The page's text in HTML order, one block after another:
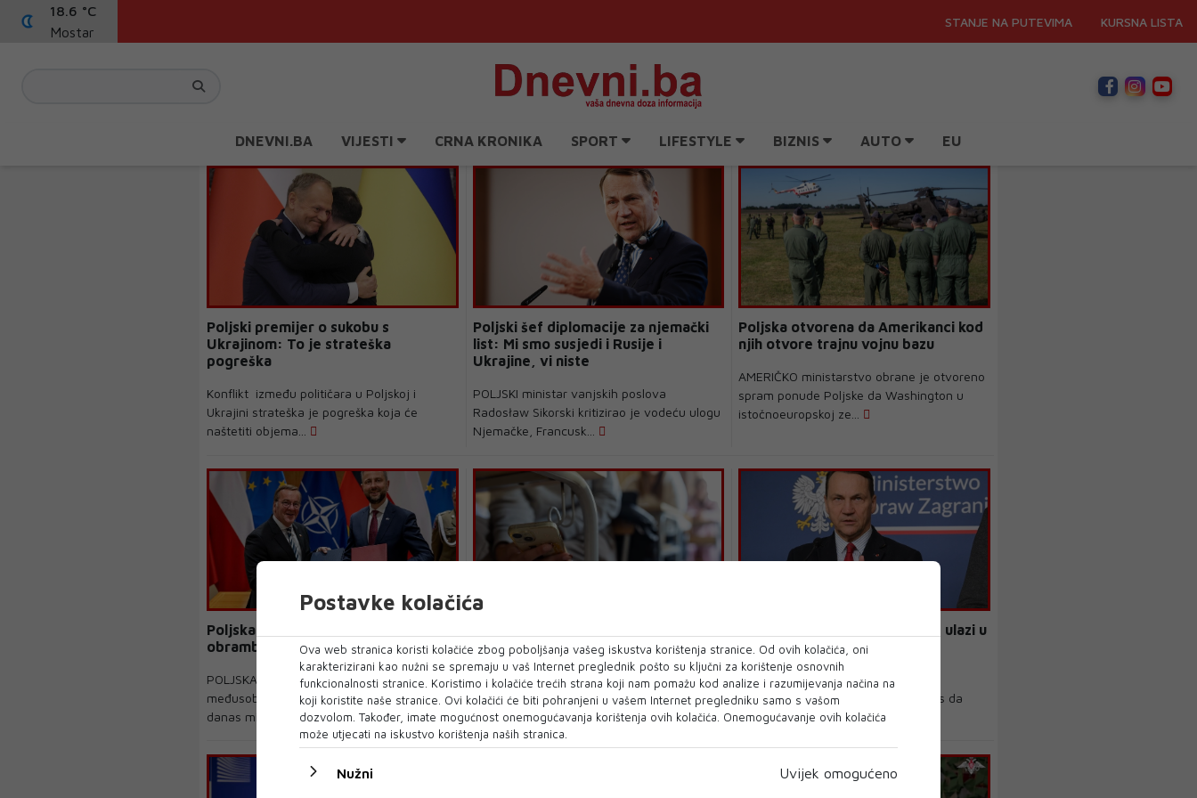
18.6 °C
Mostar
STANJE NA PUTEVIMA KURSNA LISTA
DNEVNI.BA VIJESTI CRNA KRONIKA SPORT LIFESTYLE BIZNIS AUTO EU
Poljski premijer o sukobu s
Ukrajinom: To je strateška
pogreška
Konflikt između političara u Poljskoj i
Ukrajini strateška je pogreška koja će
naštetiti objema...
Poljski šef diplomacije za njemački
list: Mi smo susjedi i Rusije i
Ukrajine, vi niste
POLJSKI ministar vanjskih poslova
Radosław Sikorski kritizirao je vodeću ulogu
Njemačke, Francusk...
Poljska otvorena da Amerikanci kod
njih otvore trajnu vojnu bazu
AMERIČKO ministarstvo obrane je otvoreno
spram ponude Poljske da Washington u
istočnoeuropskoj ze...
Poljska i Njemačka potpisale
obrambeni sporazum
POLJSKA i Njemačka potpisale su
međusobni obrambeni sporazum, objavili su
danas ministri obrane o...
školama mlađima od 16 godina
POLJSKA želi zabraniti mlađima od 16
godina korištenje mobitela u školama od 1.
ruj...
Poljski šef diplomacije: Svijet ulazi u
početak velike oluje
POLJSKI ministar vanjskih poslova
Radosław Sikorski upozorio je danas da
svijet ulazi u razdoblje...
Postavke kolačića
Ova web stranica koristi kolačiće zbog poboljšanja vašeg iskustva korištenja stranice. Od ovih kolačića, oni
karakterizirani kao nužni se spremaju u vaš Internet preglednik pošto su ključni za korištenje osnovnih
funkcionalnosti stranice. Koristimo i kolačiće trećih strana koji nam pomažu kod analize i razumijevanja načina na
koji koristite naše stranice. Ovi kolačići će biti pohranjeni u vašem Internet pregledniku samo s vašom
dozvolom. Također, imate mogućnost onemogućavanja korištenja ovih kolačića. Onemogućavanje ovih kolačića
može utjecati na iskustvo korištenja naših stranica.
Nužni Uvijek omogućeno